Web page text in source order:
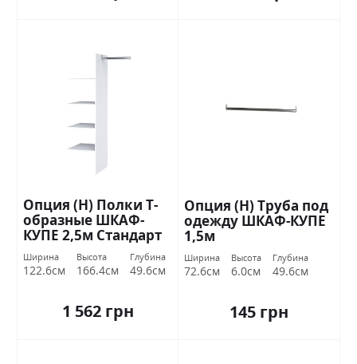
Опция (Н) Полки Т-
образные ШКАФ-
КУПЕ 2,5м Стандарт
Ширина
122.6см
Высота
166.4см
Глубина
49.6см
1 562 грн
Опция (Н) Труба под
одежду ШКАФ-КУПЕ
1,5м
Ширина
72.6см
Высота
6.0см
Глубина
49.6см
145 грн